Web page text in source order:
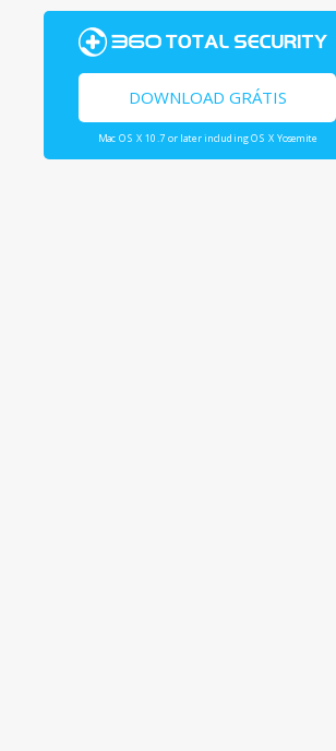
DOWNLOAD GRÁTIS
Mac OS X 10.7 or later including OS X Yosemite